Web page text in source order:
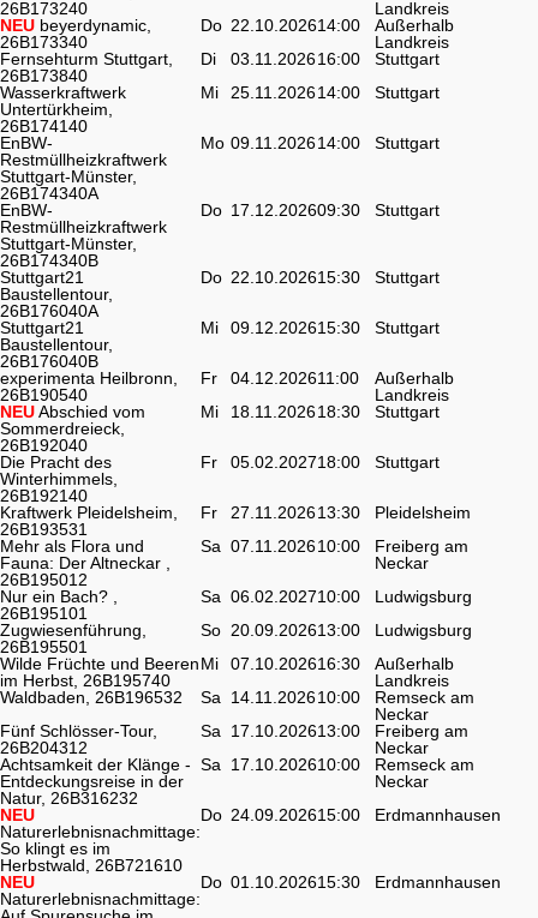
26B173240
Landkreis
NEU beyerdynamic,
26B173340
Do 22.10.202614:00
Außerhalb
Landkreis
Fernsehturm Stuttgart,
26B173840
Di 03.11.202616:00
Stuttgart
Wasserkraftwerk
Untertürkheim,
26B174140
Mi 25.11.202614:00 Stuttgart
EnBW-
Restmüllheizkraftwerk
Stuttgart-Münster,
26B174340A
Mo 09.11.202614:00 Stuttgart
EnBW-
Restmüllheizkraftwerk
Stuttgart-Münster,
26B174340B
Do 17.12.202609:30 Stuttgart
Stuttgart21
Baustellentour,
26B176040A
Do 22.10.202615:30 Stuttgart
Stuttgart21
Baustellentour,
26B176040B
Mi 09.12.202615:30 Stuttgart
experimenta Heilbronn,
26B190540
Fr 04.12.202611:00
Außerhalb
Landkreis
NEUAbschied vom
Sommerdreieck,
26B192040
Mi 18.11.202618:30 Stuttgart
Die Pracht des
Winterhimmels,
26B192140
Fr 05.02.202718:00 Stuttgart
Kraftwerk Pleidelsheim,
26B193531
Fr 27.11.202613:30
Pleidelsheim
Mehr als Flora und
Fauna: Der Altneckar ,
26B195012
Sa 07.11.202610:00
Freiberg am
Neckar
Nur ein Bach? ,
26B195101
Sa 06.02.202710:00
Ludwigsburg
Zugwiesenführung,
26B195501
So 20.09.202613:00
Ludwigsburg
Wilde Früchte und Beeren
im Herbst, 26B195740
Mi 07.10.202616:30
Außerhalb
Landkreis
Waldbaden, 26B196532
Sa 14.11.202610:00
Remseck am
Neckar
Fünf Schlösser-Tour,
26B204312
Sa 17.10.202613:00
Freiberg am
Neckar
Achtsamkeit der Klänge -
Entdeckungsreise in der
Natur, 26B316232
Sa 17.10.202610:00
Remseck am
Neckar
NEU
Naturerlebnisnachmittage:
So klingt es im
Herbstwald, 26B721610
Do 24.09.202615:00 Erdmannhausen
NEU
Naturerlebnisnachmittage:
Do 01.10.202615:30 Erdmannhausen